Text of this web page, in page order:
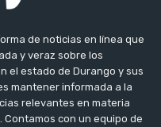
de noticias en línea que
y veraz sobre los
el estado de Durango y sus
mantener informada a la
relevantes en materia
con un equipo de